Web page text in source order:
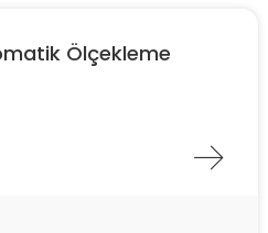
Ölçekleme